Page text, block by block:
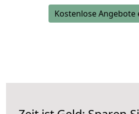
Kostenlose Angebote